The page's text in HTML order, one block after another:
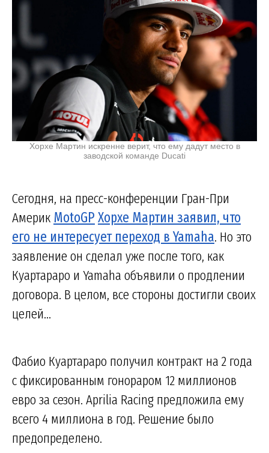
Хорхе Мартин искренне верит, что ему дадут место в
заводской команде Ducati
Сегодня, на пресс-конференции Гран-При
Америк MotoGP Хорхе Мартин заявил, что
его не интересует переход в Yamaha. Но это
заявление он сделал уже после того, как
Куартараро и Yamaha объявили о продлении
договора. В целом, все стороны достигли своих
целей...
Фабио Куартараро получил контракт на 2 года
с фиксированным гонораром 12 миллионов
евро за сезон. Aprilia Racing предложила ему
всего 4 миллиона в год. Решение было
предопределено.